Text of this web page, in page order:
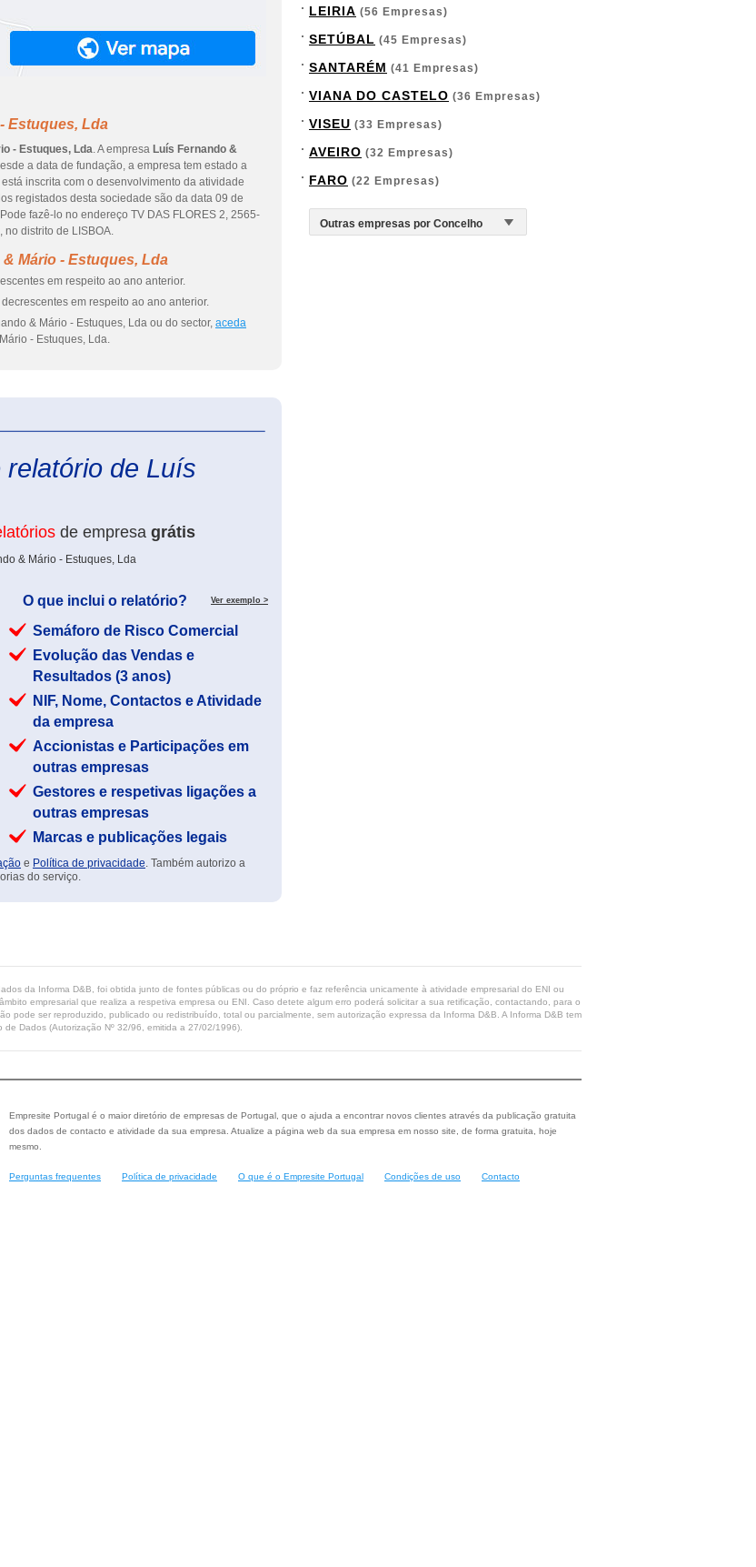
Estuques, Lda
- Estuques, Lda. A empresa Luís Fernando &
a data de fundação, a empresa tem estado a
inscrita com o desenvolvimento da atividade
registados desta sociedade são da data 09 de
fazê-lo no endereço TV DAS FLORES 2, 2565-
no distrito de LISBOA.
Mário - Estuques, Lda
em respeito ao ano anterior.
em respeito ao ano anterior.
& Mário - Estuques, Lda ou do sector, aceda
- Estuques, Lda.
de Luís
de empresa grátis
& Mário - Estuques, Lda
O que inclui o relatório? Ver exemplo >
Semáforo de Risco Comercial
Evolução das Vendas e
Resultados (3 anos)
NIF, Nome, Contactos e Atividade
da empresa
Accionistas e Participações em
outras empresas
Gestores e respetivas ligações a
outras empresas
Marcas e publicações legais
e Política de privacidade. Também autorizo a
do serviço.
LEIRIA (56 Empresas)
SETÚBAL (45 Empresas)
SANTARÉM (41 Empresas)
VIANA DO CASTELO (36 Empresas)
VISEU (33 Empresas)
AVEIRO (32 Empresas)
FARO (22 Empresas)
da Informa D&B, foi obtida junto de fontes públicas ou do próprio e faz referência unicamente à atividade empresarial do ENI ou
empresarial que realiza a respetiva empresa ou ENI. Caso detete algum erro poderá solicitar a sua retificação, contactando, para o
pode ser reproduzido, publicado ou redistribuído, total ou parcialmente, sem autorização expressa da Informa D&B. A Informa D&B tem
Dados (Autorização Nº 32/96, emitida a 27/02/1996).
Empresite Portugal é o maior diretório de empresas de Portugal, que o ajuda a encontrar novos clientes através da publicação gratuita
dos dados de contacto e atividade da sua empresa. Atualize a página web da sua empresa em nosso site, de forma gratuita, hoje
mesmo.
Perguntas frequentes Política de privacidade O que é o Empresite Portugal Condições de uso Contacto